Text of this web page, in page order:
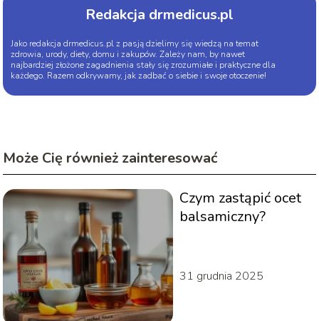
Redakcja drmedicus.pl
Jako redakcja drmedicus.pl z pasją dzielimy się wiedzą na temat
zdrowia, urody, diety, domu i zakupów. Zależy nam, by nawet
najbardziej złożone zagadnienia stały się zrozumiałe i praktyczne dla
każdego. Razem odkrywamy, jak zadbać o siebie i swoje otoczenie!
Może Cię również zainteresować
Czym zastąpić ocet
balsamiczny?
31 grudnia 2025